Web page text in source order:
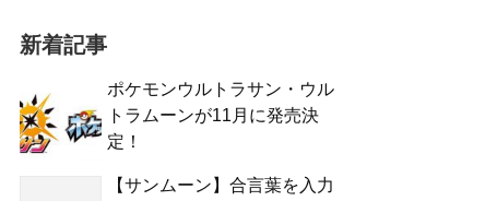
新着記事
ポケモンウルトラサン・ウル
トラムーンが11月に発売決
定！
【サンムーン】合言葉を入力